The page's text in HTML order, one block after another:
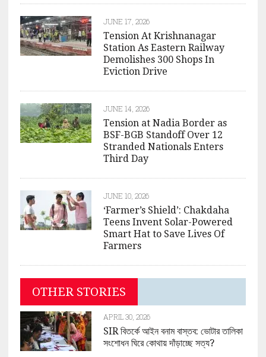
JUNE 17, 2026
Tension At Krishnanagar
Station As Eastern Railway
Demolishes 300 Shops In
Eviction Drive
JUNE 14, 2026
Tension at Nadia Border as
BSF-BGB Standoff Over 12
Stranded Nationals Enters
Third Day
JUNE 10, 2026
‘Farmer’s Shield’: Chakdaha
Teens Invent Solar-Powered
Smart Hat to Save Lives Of
Farmers
OTHER STORIES
APRIL 30, 2026
SIR বিতর্কে আইন বনাম বাস্তব: ভোটার তালিকা
সংশোধন ঘিরে কোথায় দাঁড়াচ্ছে সত্য?